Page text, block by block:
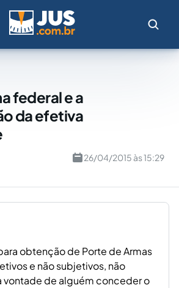
federal e a
da efetiva
26/04/2015 às 15:29
obtenção de Porte de Armas
e não subjetivos, não
de alguém conceder o